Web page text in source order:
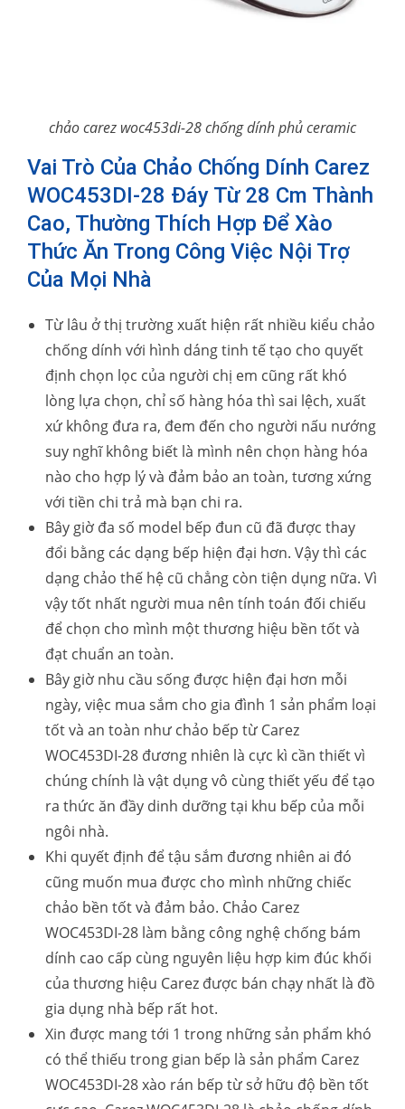
chảo carez woc453di-28 chống dính phủ ceramic
Vai Trò Của Chảo Chống Dính Carez
WOC453DI-28 Đáy Từ 28 Cm Thành
Cao, Thường Thích Hợp Để Xào
Thức Ăn Trong Công Việc Nội Trợ
Của Mọi Nhà
Từ lâu ở thị trường xuất hiện rất nhiều kiểu chảo
chống dính với hình dáng tinh tế tạo cho quyết
định chọn lọc của người chị em cũng rất khó
lòng lựa chọn, chỉ số hàng hóa thì sai lệch, xuất
xứ không đưa ra, đem đến cho người nấu nướng
suy nghĩ không biết là mình nên chọn hàng hóa
nào cho hợp lý và đảm bảo an toàn, tương xứng
với tiền chi trả mà bạn chi ra.
Bây giờ đa số model bếp đun cũ đã được thay
đổi bằng các dạng bếp hiện đại hơn. Vậy thì các
dạng chảo thế hệ cũ chẳng còn tiện dụng nữa. Vì
vậy tốt nhất người mua nên tính toán đối chiếu
để chọn cho mình một thương hiệu bền tốt và
đạt chuẩn an toàn.
Bây giờ nhu cầu sống được hiện đại hơn mỗi
ngày, việc mua sắm cho gia đình 1 sản phẩm loại
tốt và an toàn như chảo bếp từ Carez
WOC453DI-28 đương nhiên là cực kì cần thiết vì
chúng chính là vật dụng vô cùng thiết yếu để tạo
ra thức ăn đầy dinh dưỡng tại khu bếp của mỗi
ngôi nhà.
Khi quyết định để tậu sắm đương nhiên ai đó
cũng muốn mua được cho mình những chiếc
chảo bền tốt và đảm bảo. Chảo Carez
WOC453DI-28 làm bằng công nghệ chống bám
dính cao cấp cùng nguyên liệu hợp kim đúc khối
của thương hiệu Carez được bán chạy nhất là đồ
gia dụng nhà bếp rất hot.
Xin được mang tới 1 trong những sản phẩm khó
có thể thiếu trong gian bếp là sản phẩm Carez
WOC453DI-28 xào rán bếp từ sở hữu độ bền tốt